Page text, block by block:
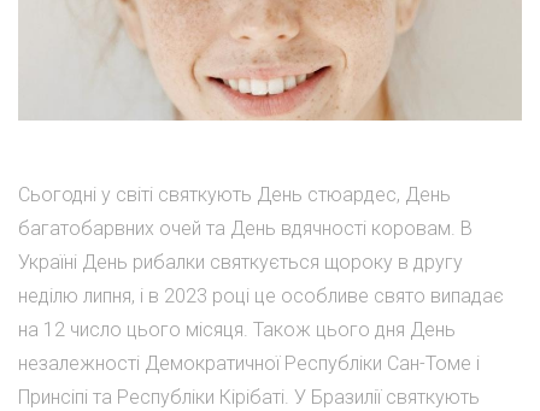
Сьогодні у світі святкують День стюардес, День
багатобарвних очей та День вдячності коровам. В
Україні День рибалки святкується щороку в другу
неділю липня, і в 2023 році це особливе свято випадає
на 12 число цього місяця. Також цього дня День
незалежності Демократичної Республіки Сан-Томе і
Принсіпі та Республіки Кірібаті. У Бразилії святкують